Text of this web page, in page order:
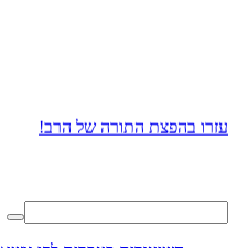
עזרו בהפצת התורה של הרב!